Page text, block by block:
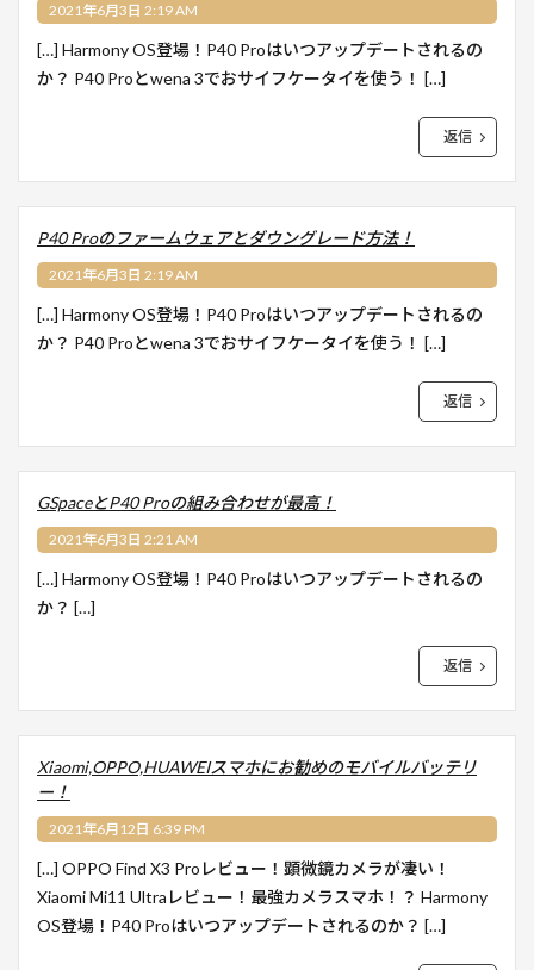
2021年6月3日 2:19 AM
[…] Harmony OS登場！P40 Proはいつアップデートされるの
か？ P40 Proとwena 3でおサイフケータイを使う！ […]
返信
P40 Proのファームウェアとダウングレード方法！
2021年6月3日 2:19 AM
[…] Harmony OS登場！P40 Proはいつアップデートされるの
か？ P40 Proとwena 3でおサイフケータイを使う！ […]
返信
GSpaceとP40 Proの組み合わせが最高！
2021年6月3日 2:21 AM
[…] Harmony OS登場！P40 Proはいつアップデートされるの
か？ […]
返信
Xiaomi,OPPO,HUAWEIスマホにお勧めのモバイルバッテリ
ー！
2021年6月12日 6:39 PM
[…] OPPO Find X3 Proレビュー！顕微鏡カメラが凄い！
Xiaomi Mi11 Ultraレビュー！最強カメラスマホ！？ Harmony
OS登場！P40 Proはいつアップデートされるのか？ […]